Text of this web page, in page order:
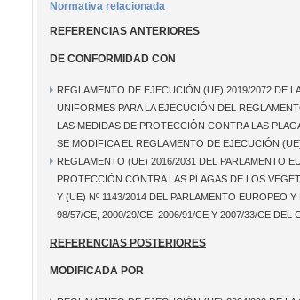
Normativa relacionada
REFERENCIAS ANTERIORES
DE CONFORMIDAD CON
REGLAMENTO DE EJECUCIÓN (UE) 2019/2072 DE
UNIFORMES PARA LA EJECUCIÓN DEL
LAS MEDIDAS DE PROTECCIÓN CONTRA LAS
SE MODIFICA EL REGLAMENTO DE EJECUCIÓN
REGLAMENTO (UE) 2016/2031 DEL PARLAMENTO
PROTECCIÓN CONTRA LAS PLAGAS DE LOS
Y (UE) Nº 1143/2014 DEL PARLAMENTO EUROPEO
98/57/CE, 2000/29/CE, 2006/91/CE Y 2007/33/CE DEL
REFERENCIAS POSTERIORES
MODIFICADA POR